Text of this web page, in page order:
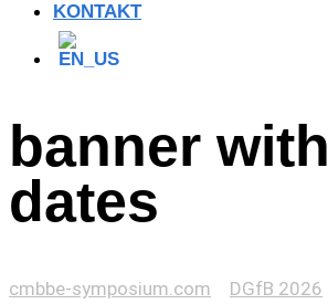
KONTAKT
banner with
dates
cmbbe-symposium.com DGfB 2026